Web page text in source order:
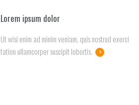
Lorem ipsum dolor
Ut wisi enim ad minim veniam, quis nostrud exerci
tation ullamcorper suscipit lobortis.